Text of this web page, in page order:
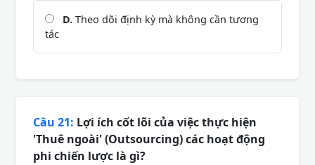
D. Theo dõi định kỳ mà không cần tương
tác
Câu 21: Lợi ích cốt lõi của việc thực hiện
'Thuê ngoài' (Outsourcing) các hoạt động
phi chiến lược là gì?